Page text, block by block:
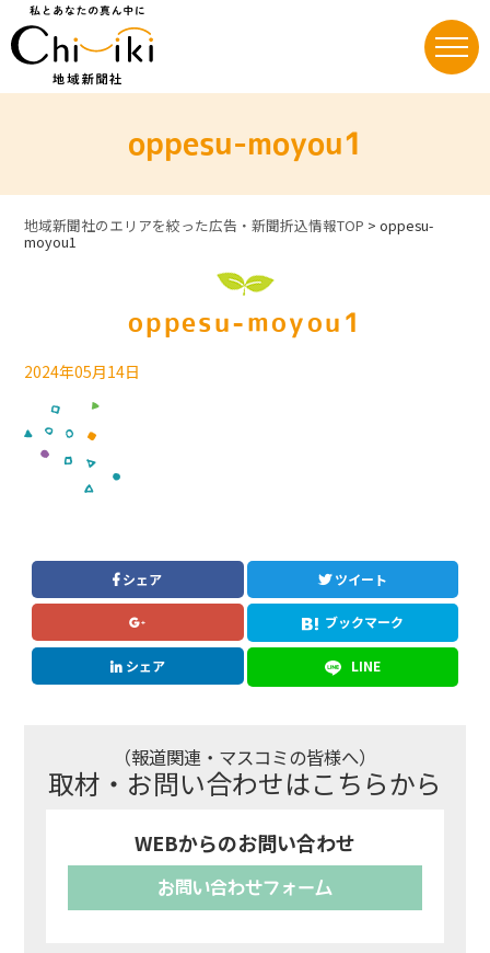
oppesu-moyou1
地域新聞社のエリアを絞った広告・新聞折込情報TOP >oppesu-
moyou1
oppesu-moyou1
2024年05月14日
シェア ツイート
ブックマーク
シェア LINE
（報道関連・マスコミの皆様へ）
取材・お問い合わせはこちらから
WEBからのお問い合わせ
お問い合わせフォーム